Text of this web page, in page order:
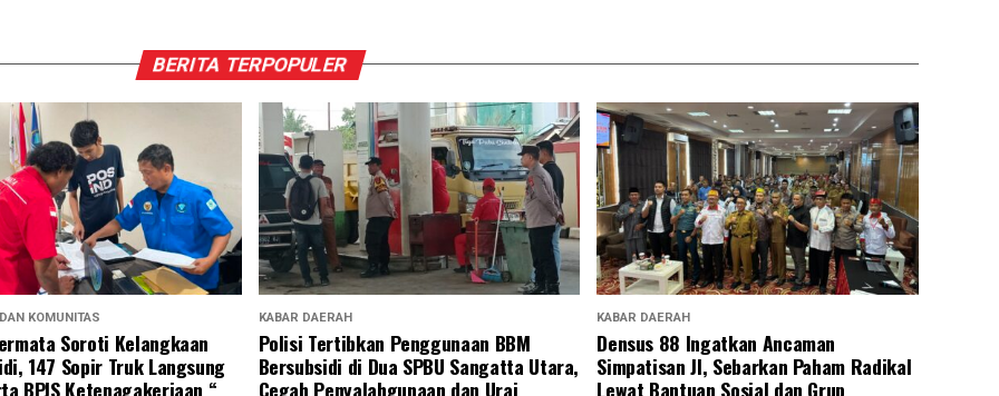
BERITA TERPOPULER
KOMUNITAS
Soroti Kelangkaan
147 Sopir Truk Langsung
BPJS Ketenagakerjaan “
KABAR DAERAH
Polisi Tertibkan Penggunaan BBM
Bersubsidi di Dua SPBU Sangatta Utara,
Cegah Penyalahgunaan dan Urai
KABAR DAERAH
Densus 88 Ingatkan Ancaman
Simpatisan JI, Sebarkan Paham Radikal
Lewat Bantuan Sosial dan Grup